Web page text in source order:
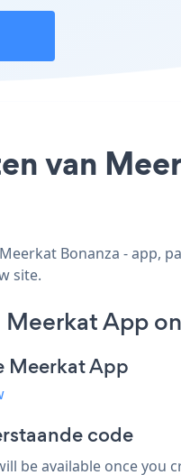
van
Bonanza - app,
site.
Meerkat App
Meerkat App
code
be available once you